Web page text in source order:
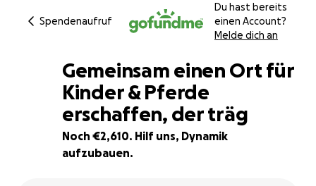
Spendenaufruf
Du hast bereits
einen Account?
Melde dich an
7% complete
Gemeinsam einen Ort für
Kinder & Pferde
erschaffen, der träg
Noch €2,610. Hilf uns, Dynamik
aufzubauen.